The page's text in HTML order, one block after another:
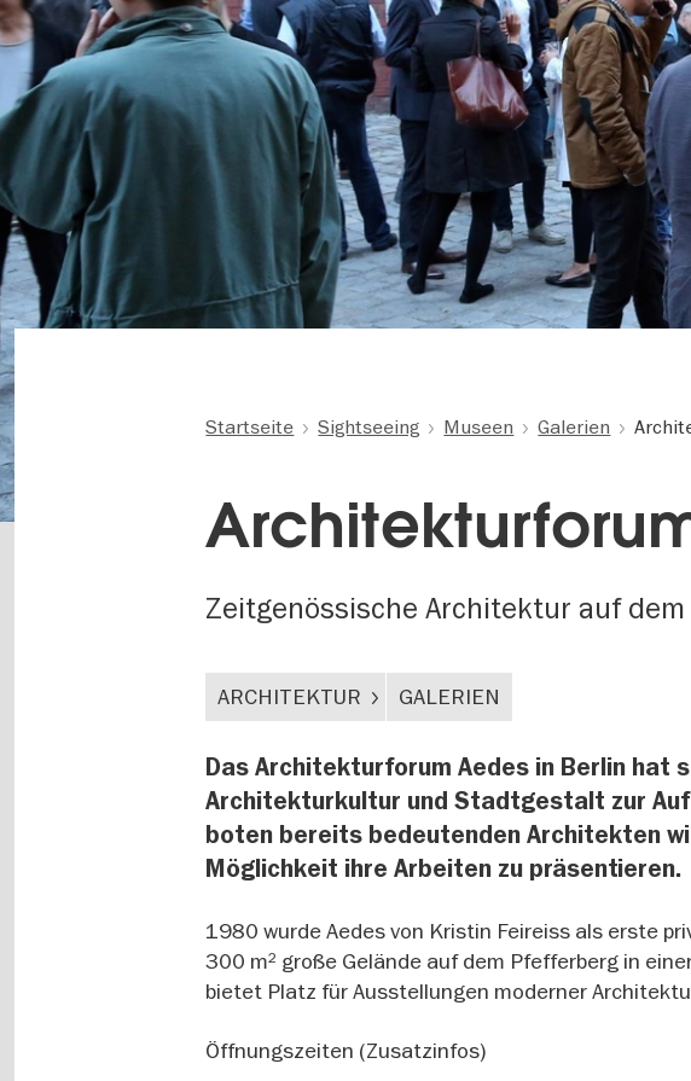
Startseite Sightseeing Museen Galerien
Zeitgenössische Architektur auf
ARCHITEKTUR GALERIEN
Das Architekturforum Aedes in Berlin hat
Architekturkultur und Stadtgestalt zur
boten bereits bedeutenden Architekten
Möglichkeit ihre Arbeiten zu präsentieren.
1980 wurde Aedes von Kristin Feireiss als erste
300 m² große Gelände auf dem Pfefferberg in
bietet Platz für Ausstellungen moderner
Öffnungszeiten (Zusatzinfos)